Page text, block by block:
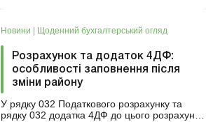
Новини Щоденний бухгалтерський огляд
Розрахунок та додаток 4ДФ:
особливості заповнення після
зміни району
У рядку 032 Податкового розрахунку та
рядку 032 додатка 4ДФ до цього розрахунку